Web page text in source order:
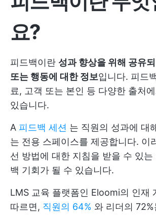
요?
피드백이란 성과 향상을 위해 공유
또는 행동에 대한 정보입니다. 피드
료, 고객 또는 본인 등 다양한 출처
있습니다.
A 피드백 세션 는 직원의 성과에 대
는 전용 스페이스를 제공합니다. 이
선 방법에 대한 지침을 받을 수 있는
백 기회가 될 수 있습니다.
LMS 교육 플랫폼인 Eloomi의 인재
따르면, 직원의 64% 와 리더의